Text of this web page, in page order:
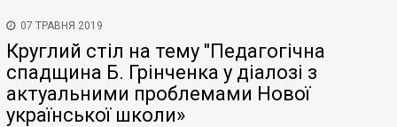
07 ТРАВНЯ 2019
Круглий стіл на тему "Педагогічна
спадщина Б. Грінченка у діалозі з
актуальними проблемами Нової
української школи»